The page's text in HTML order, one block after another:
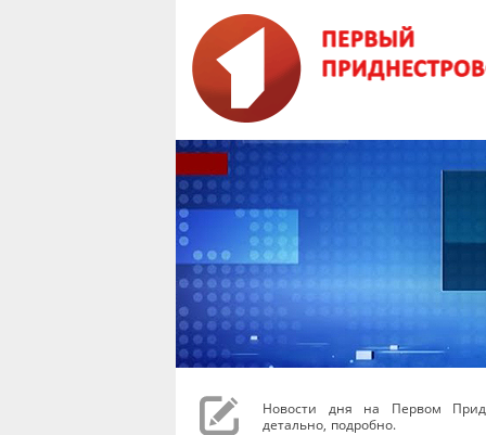
Новости дня на Первом
детально, подробно.